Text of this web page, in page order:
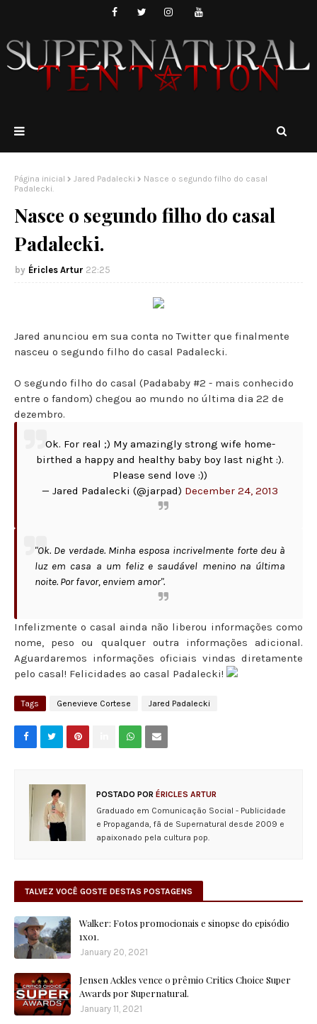
Página inicial Jared Padalecki
Nasce o segundo filho do casal
Padalecki.
Nasce o segundo filho do casal
Padalecki.
Éricles Artur 22:25
Jared anunciou em sua conta no Twitter que finalmente
nasceu o segundo filho do casal Padalecki.
O segundo filho do casal (Padababy #2 - mais conhecido
entre o fandom) chegou ao mundo no última dia 22 de
dezembro.
Ok. For real ;) My amazingly strong wife home-
birthed a happy and healthy baby boy last night :).
Please send love :))
— Jared Padalecki (@jarpad) December 24, 2013
"Ok. De verdade. Minha esposa incrivelmente forte deu à
luz em casa a um feliz e saudável menino na última
noite. Por favor, enviem amor".
Infelizmente o casal ainda não liberou informações como
nome, peso ou qualquer outra informações adicional.
Aguardaremos informações oficiais vindas diretamente
pelo casal! Felicidades ao casal Padalecki!
Tags Genevieve Cortese Jared Padalecki
POSTADO POR ÉRICLES ARTUR
Graduado em Comunicação Social - Publicidade
e Propaganda, fã de Supernatural desde 2009 e
apaixonado pela cultura pop.
TALVEZ VOCÊ GOSTE DESTAS POSTAGENS
Walker: Fotos promocionais e sinopse do episódio
1x01.
January 20, 2021
Jensen Ackles vence o prêmio Critics Choice Super
Awards por Supernatural.
January 11, 2021